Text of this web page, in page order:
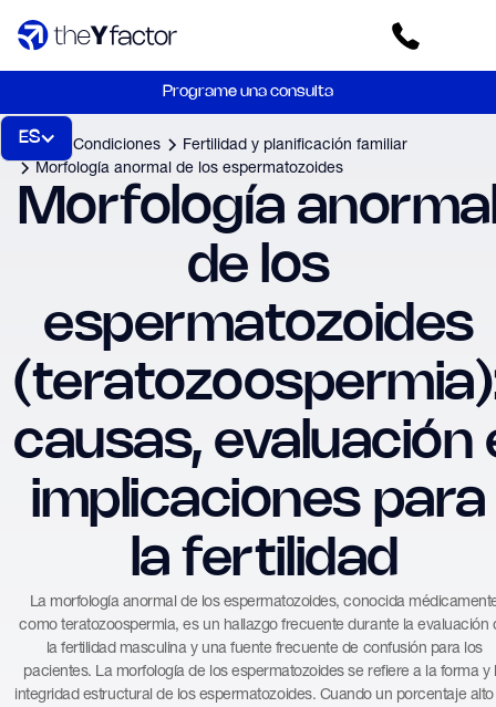
Programe una consulta
ES
Inicio Condiciones
Fertilidad y planificación familiar
Morfología anormal de los espermatozoides
Morfología
de los
espermatozoides
causas, evaluación
implicaciones para
la fertilidad
La morfología anormal de los espermatozoides, conocida
como teratozoospermia, es un hallazgo frecuente durante la evaluación
la fertilidad masculina y una fuente frecuente de confusión para los
pacientes. La morfología de los espermatozoides se refiere a la forma y
integridad estructural de los espermatozoides. Cuando un porcentaje